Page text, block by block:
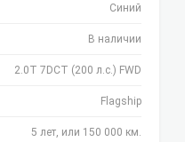
Синий
В наличии
2.0T 7DCT (200 л.с.) FWD
Flagship
5 лет, или 150 000 км.